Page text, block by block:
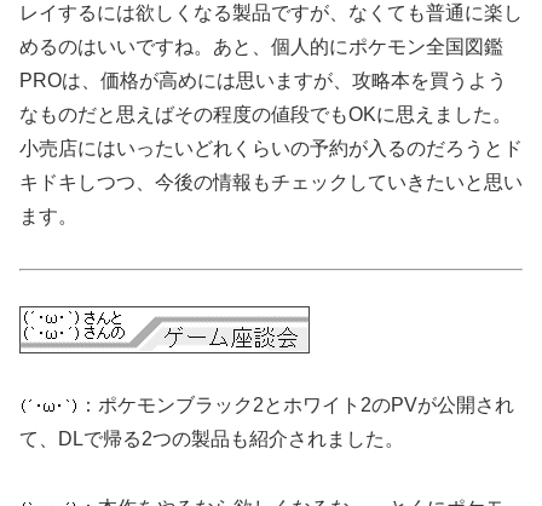
レイするには欲しくなる製品ですが、なくても普通に楽し
めるのはいいですね。あと、個人的にポケモン全国図鑑
PROは、価格が高めには思いますが、攻略本を買うよう
なものだと思えばその程度の値段でもOKに思えました。
小売店にはいったいどれくらいの予約が入るのだろうとド
キドキしつつ、今後の情報もチェックしていきたいと思い
ます。
：ポケモンブラック2とホワイト2のPVが公開され
て、DLで帰る2つの製品も紹介されました。